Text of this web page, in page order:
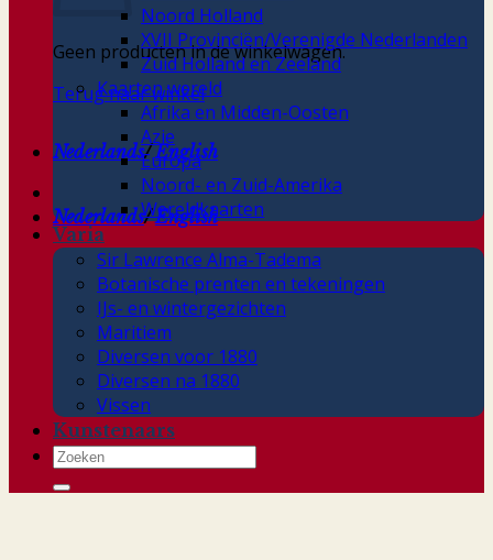
Geen producten in de winkelwagen.
Terug naar winkel
Nederlands/English
Nederlands/English
Noord Holland
XVII Provinciën/Verenigde Nederlanden
Zuid Holland en Zeeland
Kaarten wereld
Afrika en Midden-Oosten
Azie
Europa
Noord- en Zuid-Amerika
Wereldkaarten
Varia
Sir Lawrence Alma-Tadema
Botanische prenten en tekeningen
IJs- en wintergezichten
Maritiem
Diversen voor 1880
Diversen na 1880
Vissen
Kunstenaars
Zoeken
naar: